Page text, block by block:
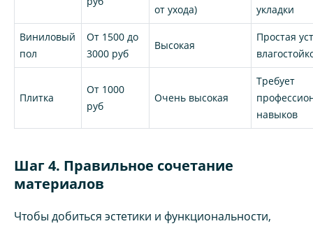
от ухода)
укладки
Виниловый
пол
От 1500 до
3000 руб
Высокая
Простая
Плитка
От 1000
руб
Очень высокая
Требует
навыков
Шаг 4. Правильное сочетание
материалов
Чтобы добиться эстетики и функциональности,